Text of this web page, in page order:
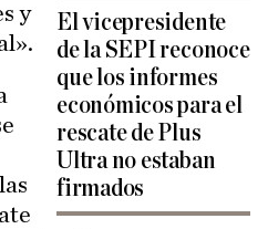
El vicepresidente
de la SEPI reconoce
que los informes
económicos para el
rescate de Plus
Ultra no estaban
firmados
y